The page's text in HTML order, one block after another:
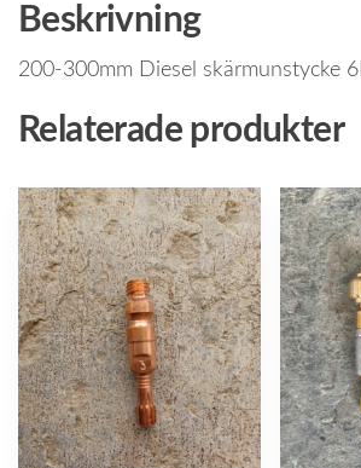
Beskrivning
200-300mm Diesel skärmunstycke
Relaterade produkter